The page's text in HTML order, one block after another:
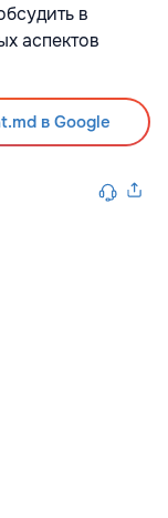
в
аспектов
в Google